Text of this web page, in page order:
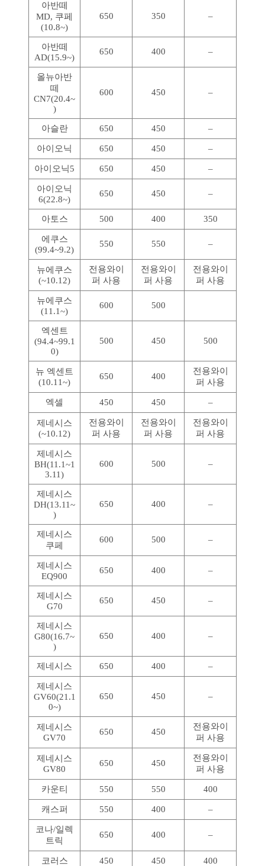
아반떼
MD, 쿠페
(10.8~)
650 350 –
아반떼
AD(15.9~)
650 400 –
올뉴아반
떼
CN7(20.4~
)
600 450 –
아슬란 650 450 –
아이오닉 650 450 –
아이오닉5 650 450 –
아이오닉
6(22.8~)
650 450 –
아토스 500 400 350
에쿠스
(99.4~9.2)
550 550 –
뉴에쿠스
(~10.12)
전용와이
퍼 사용
전용와이
퍼 사용
전용와이
퍼 사용
뉴에쿠스
(11.1~)
600 500
엑센트
(94.4~99.1
0)
500 450 500
뉴 엑센트
(10.11~)
650 400
전용와이
퍼 사용
엑셀 450 450 –
제네시스
(~10.12)
전용와이
퍼 사용
전용와이
퍼 사용
전용와이
퍼 사용
제네시스
BH(11.1~1
3.11)
600 500 –
제네시스
DH(13.11~
)
650 400 –
제네시스
쿠페
600 500 –
제네시스
EQ900
650 400 –
제네시스
G70
650 450 –
제네시스
G80(16.7~
)
650 400 –
제네시스 650 400 –
제네시스
GV60(21.1
0~)
650 450 –
제네시스
GV70
650 450
전용와이
퍼 사용
제네시스
GV80
650 450
전용와이
퍼 사용
카운티 550 550 400
캐스퍼 550 400 –
코나/일렉
트릭
650 400 –
코러스 450 450 400